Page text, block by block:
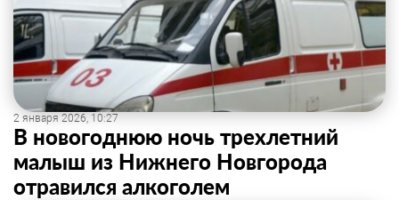
2 января 2026, 10:27
В новогоднюю ночь трехлетний
малыш из Нижнего Новгорода
отравился алкоголем